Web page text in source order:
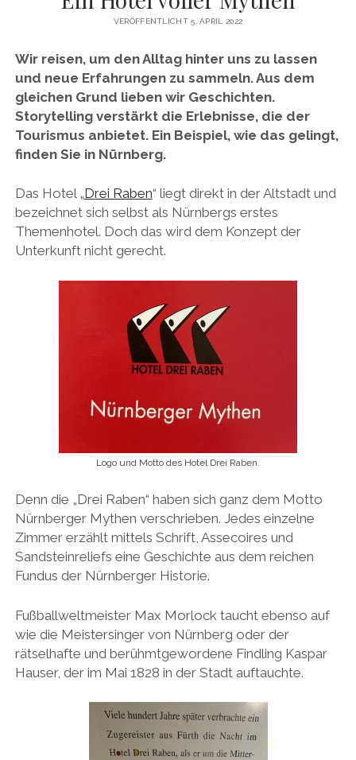
KÖLNER GRÄTSCHE
KÖLNER LUDEN
KÖLNER TOTENKARNEVAL
KÖLNER KREUZIGUNG
FIKTIONALES SCHREIBEN
DREHBUCHSCHREIBEN (HHU DÜSSELDORF)
DREHBUCHSCHREIBEN (UNI KÖLN)
ALL ART TELLS A STORY
WIE GESCHICHTEN UNSER GEHIRN IN GEISELHAFT NEHMEN
VERÖFFENTLICHT 5. APRIL 2022
Wir reisen, um den Alltag hinter uns zu lassen
und neue Erfahrungen zu sammeln. Aus dem
gleichen Grund lieben wir Geschichten.
Storytelling verstärkt die Erlebnisse, die der
Tourismus anbietet. Ein Beispiel, wie das gelingt,
finden Sie in Nürnberg.
Das Hotel „Drei Raben“ liegt direkt in der Altstadt und
bezeichnet sich selbst als Nürnbergs erstes
Themenhotel. Doch das wird dem Konzept der
Unterkunft nicht gerecht.
Logo und Motto des Hotel Drei Raben.
Denn die „Drei Raben“ haben sich ganz dem Motto
Nürnberger Mythen verschrieben. Jedes einzelne
Zimmer erzählt mittels Schrift, Assecoires und
Sandsteinreliefs eine Geschichte aus dem reichen
Fundus der Nürnberger Historie.
Fußballweltmeister Max Morlock taucht ebenso auf
wie die Meistersinger von Nürnberg oder der
rätselhafte und berühmtgewordene Findling Kaspar
Hauser, der im Mai 1828 in der Stadt auftauchte.